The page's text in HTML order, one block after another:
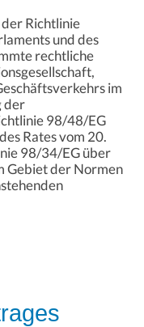
Richtlinie
und des
rechtliche
im
der
98/48/EG
Rates vom 20.
98/34/EG über
Gebiet der Normen